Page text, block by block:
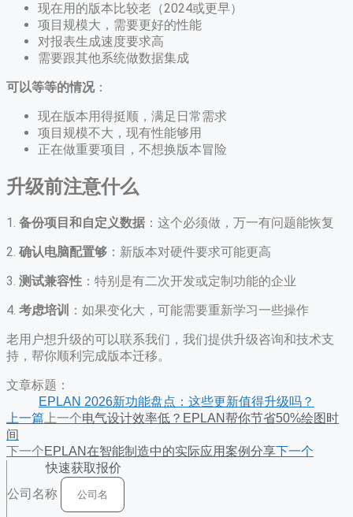
现在用的版本比较老（2024或更早）
项目规模大，需要更好的性能
对报表生成速度要求高
需要跟其他系统做数据集成
可以等等的情况：
现在版本用得挺顺，满足日常需求
项目规模不大，现有性能够用
正在做重要项目，不想换版本冒险
升级前注意什么
1. 备份项目和自定义数据 ：这个必须做，万一有问题能恢复
2. 确认电脑配置够 ：新版本对硬件要求可能更高
3. 测试兼容性 ：特别是有二次开发或定制功能的企业
4. 考虑培训 ：如果变化大，可能需要重新学习一些操作
老用户想升级的可以联系我们，我们提供升级咨询和技术支
持，帮你顺利完成版本迁移。
文章标题：
EPLAN 2026新功能盘点：这些更新值得升级吗？
上一篇 上一个电气设计效率低？EPLAN帮你节省50%绘图时
间
下一个EPLAN在智能制造中的实际应用案例分享下一个
快速获取报价
公司名称